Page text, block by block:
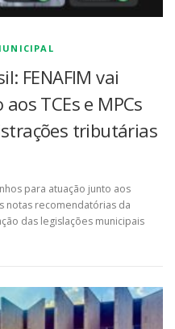
FENAFIM vai
TCEs e MPCs
tributárias
para atuação junto aos
notas recomendatórias da
das legislações municipais